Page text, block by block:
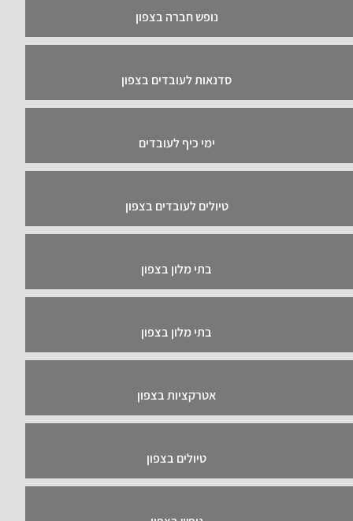
נופש חברה בצפון
סדנאות לעובדים בצפון
ימי כיף לעובדים
טיולים לעובדים בצפון
בתי מלון בצפון
בתי מלון בצפון
אטרקציות בצפון
טיולים בצפון